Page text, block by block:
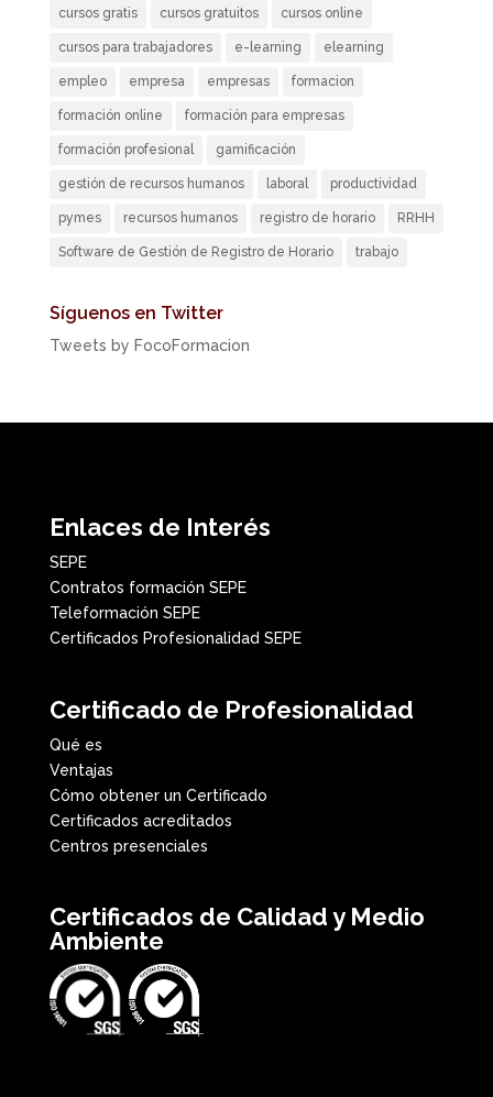
cursos gratis cursos gratuitos cursos online
cursos para trabajadores e-learning elearning
empleo empresa empresas formacion
formación online formación para empresas
formación profesional gamificación
gestión de recursos humanos laboral productividad
pymes recursos humanos registro de horario RRHH
Software de Gestión de Registro de Horario trabajo
Síguenos en Twitter
Tweets by FocoFormacion
Enlaces de Interés
SEPE
Contratos formación SEPE
Teleformación SEPE
Certificados Profesionalidad SEPE
Certificado de Profesionalidad
Qué es
Ventajas
Cómo obtener un Certificado
Certificados acreditados
Centros presenciales
Certificados de Calidad y Medio
Ambiente